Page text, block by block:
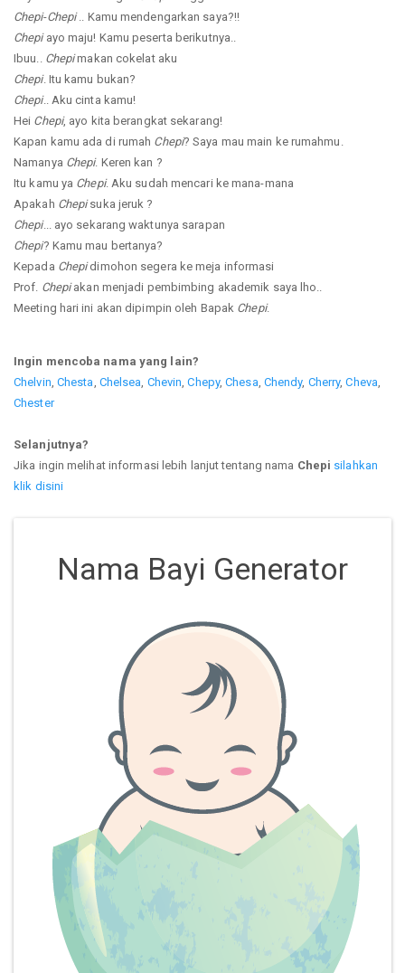
Chepi-Chepi.. Kamu mendengarkan saya?!!
Chepiayo maju! Kamu peserta berikutnya..
Ibuu.. Chepimakan cokelat aku
Chepi. Itu kamu bukan?
Chepi.. Aku cinta kamu!
Hei Chepi, ayo kita berangkat sekarang!
Kapan kamu ada di rumah Chepi? Saya mau main ke rumahmu.
Namanya Chepi. Keren kan ?
Itu kamu ya Chepi. Aku sudah mencari ke mana-mana
Apakah Chepisuka jeruk ?
Chepi... ayo sekarang waktunya sarapan
Chepi? Kamu mau bertanya?
Kepada Chepidimohon segera ke meja informasi
Prof. Chepiakan menjadi pembimbing akademik saya lho..
Meeting hari ini akan dipimpin oleh Bapak Chepi.
Ingin mencoba nama yang lain?
Chelvin Chesta Chelsea Chevin ,Chepy,Chesa Chendy, Cherry,Cheva
Chester
Selanjutnya?
Jika ingin melihat informasi lebih lanjut tentang nama Chepi silahkan
klik disini
Nama Bayi Generator